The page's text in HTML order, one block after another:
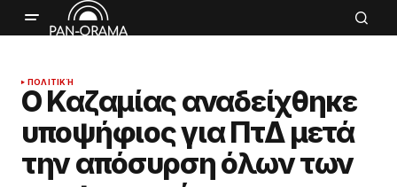
ΠΟΛΙΤΙΚΉ
Ο Καζαμίας αναδείχθηκε
υποψήφιος για ΠτΔ μετά
την απόσυρση όλων των